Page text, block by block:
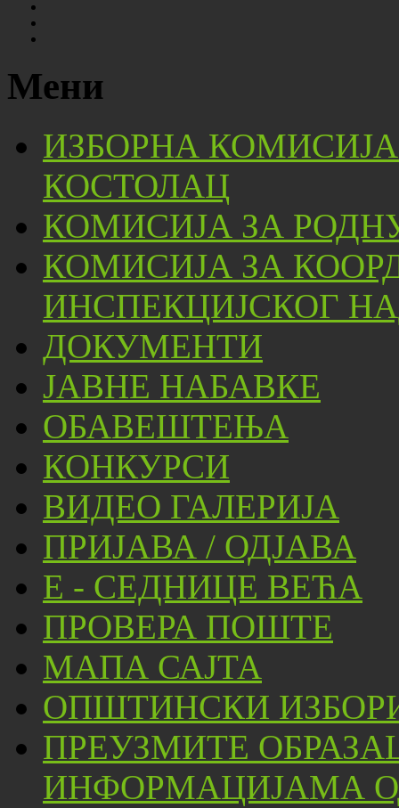
Мени
ИЗБОРНА
КОСТОЛАЦ
КОМИСИЈА ЗА
КОМИСИЈА ЗА
ИНСПЕКЦИЈСКОГ
ДОКУМЕНТИ
ЈАВНЕ НАБАВКЕ
ОБАВЕШТЕЊА
КОНКУРСИ
ВИДЕО ГАЛЕРИЈА
ПРИЈАВА / ОДЈАВА
Е - СЕДНИЦЕ ВЕЋА
ПРОВЕРА ПОШТЕ
МАПА САЈТА
ОПШТИНСКИ
ПРЕУЗМИТЕ
ИНФОРМАЦИЈАМА